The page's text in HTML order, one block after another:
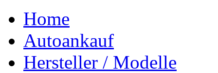
Home
Autoankauf
Hersteller / Modelle